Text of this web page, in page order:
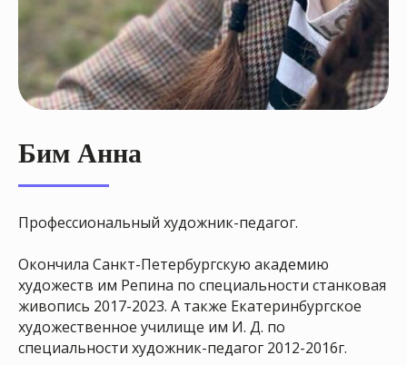
Бим Анна
Профессиональный художник-педагог.
Окончила Санкт-Петербургскую академию
художеств им Репина по специальности станковая
живопись 2017-2023. А также Екатеринбургское
художественное училище им И. Д. по
специальности художник-педагог 2012-2016г.